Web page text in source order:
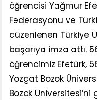
öğrencisi Yağmur
Federasyonu ve
düzenlenen Türkiye
başarıya imza attı.
öğrencimiz Efetürk,
Yozgat Bozok
Bozok